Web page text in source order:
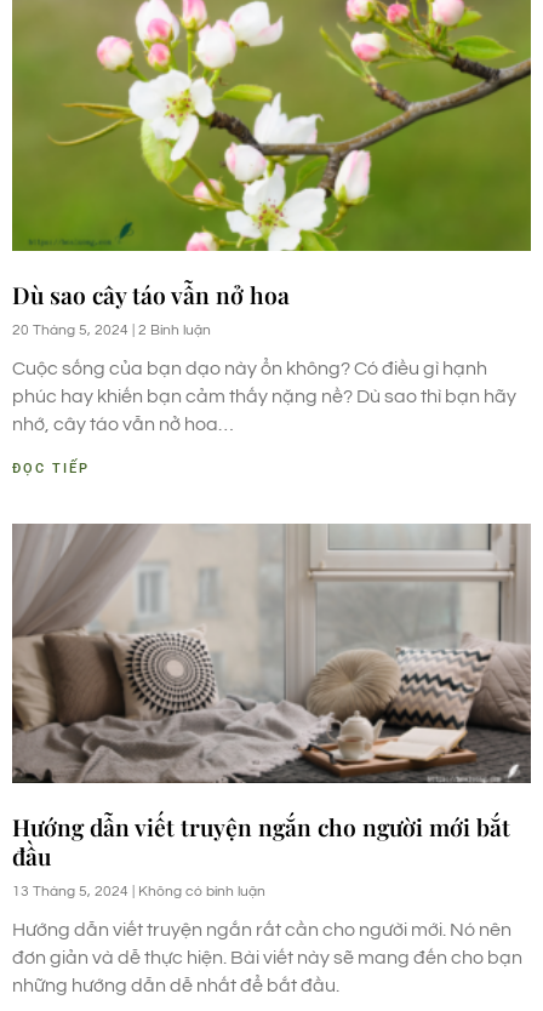
Dù sao cây táo vẫn nở hoa
20 Tháng 5, 2024 2 Bình luận
Cuộc sống của bạn dạo này ổn không? Có điều gì hạnh
phúc hay khiến bạn cảm thấy nặng nề? Dù sao thì bạn hãy
nhớ, cây táo vẫn nở hoa…
ĐỌC TIẾP
Hướng dẫn viết truyện ngắn cho người mới bắt
đầu
13 Tháng 5, 2024 Không có bình luận
Hướng dẫn viết truyện ngắn rất cần cho người mới. Nó nên
đơn giản và dễ thực hiện. Bài viết này sẽ mang đến cho bạn
những hướng dẫn dễ nhất để bắt đầu.